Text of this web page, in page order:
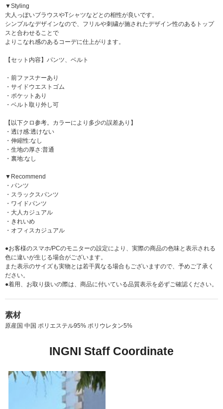
▼Styling
大人っぽいブラウスやTシャツなどとの相性が良いです。
シンプルなデザインなので、フリルや刺繍が施されたデザイン性のあるトップ
スと合わせることで
よりこなれ感のあるコーデに仕上がります。
【セット内容】パンツ、ベルト
・前ファスナーあり
・サイドウエストゴム
・ポケットあり
・ベルト取り外し可
【以下クロ参考。カラーにより多少の誤差あり】
・透け感:透けない
・伸縮性:なし
・生地の厚さ:普通
・裏地:なし
▼Recommend
・パンツ
・スラックスパンツ
・ワイドパンツ
・大人カジュアル
・きれいめ
・オフィスカジュアル
●お客様のスマホ/PCのモニターの設定により、実際の商品の色味と表示される
色に違いが生じる場合がございます。
また表示のサイズも実物とは若干異なる場合もございますので、予めご了承く
ださい。
●着用、お取り扱いの際は、商品に付いている品質表示を必ずご確認ください。
素材
原産国 中国 ポリエステル95% ポリウレタン5%
INGNI Staff Coordinate